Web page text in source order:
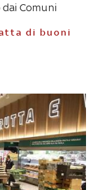
dai Comuni